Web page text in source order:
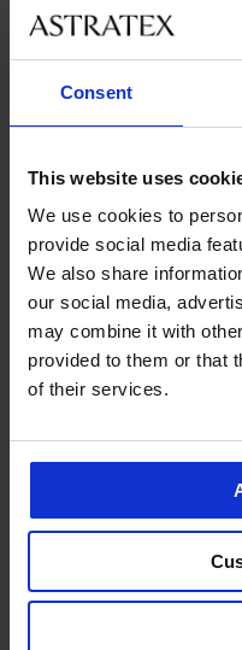
Consent
This website uses
We use cookies to
provide social media
We also share
our social media,
may combine it with
provided to them or that
of their services.
Push-Up s vyjímatelnými